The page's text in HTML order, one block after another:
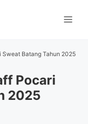
Batang Tahun 2025
Pocari
2025